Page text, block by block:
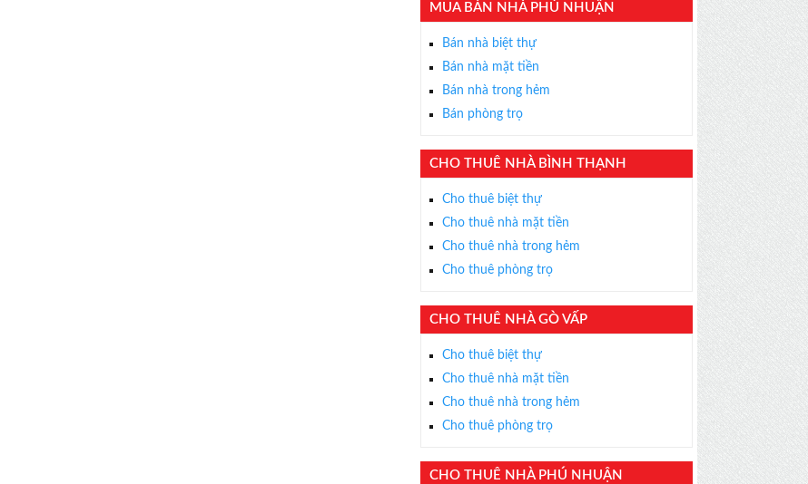
MUA BÁN NHÀ PHÚ NHUẬN
Bán nhà biệt thự
Bán nhà mặt tiền
Bán nhà trong hẻm
Bán phòng trọ
CHO THUÊ NHÀ BÌNH THẠNH
Cho thuê biệt thự
Cho thuê nhà mặt tiền
Cho thuê nhà trong hẻm
Cho thuê phòng trọ
CHO THUÊ NHÀ GÒ VẤP
Cho thuê biệt thự
Cho thuê nhà mặt tiền
Cho thuê nhà trong hẻm
Cho thuê phòng trọ
CHO THUÊ NHÀ PHÚ NHUẬN